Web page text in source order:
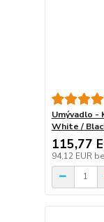
Umývadlo -
White /
115,77
94,12 EUR